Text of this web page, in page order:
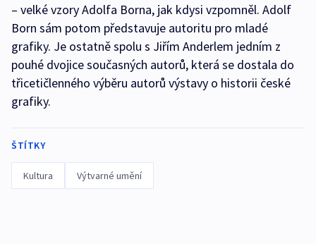
– velké vzory Adolfa Borna, jak kdysi vzpomněl. Adolf
Born sám potom představuje autoritu pro mladé
grafiky. Je ostatně spolu s Jiřím Anderlem jedním z
pouhé dvojice současných autorů, která se dostala do
třicetičlenného výběru autorů výstavy o historii české
grafiky.
ŠTÍTKY
Kultura Výtvarné umění